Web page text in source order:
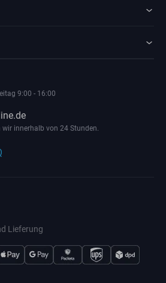
9:00 - 16:00
wir innerhalb von 24 Stunden.
Lieferung